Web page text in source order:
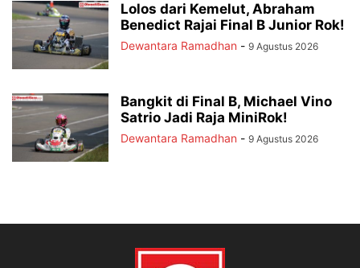
Lolos dari Kemelut, Abraham
Benedict Rajai Final B Junior Rok!
Dewantara Ramadhan - 9 Agustus 2026
Bangkit di Final B, Michael Vino
Satrio Jadi Raja MiniRok!
Dewantara Ramadhan - 9 Agustus 2026